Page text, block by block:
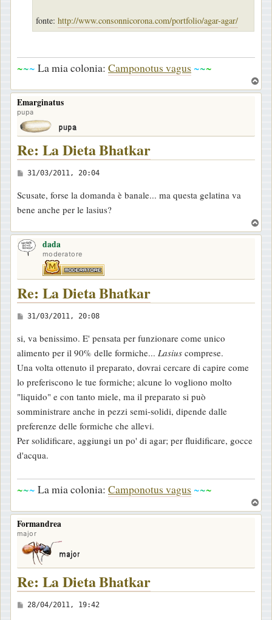
fonte: http://www.consonnicorona.com/portfolio/agar-agar/
~~~ La mia colonia: Camponotus vagus ~~~
o
Emarginatus
pupa
Re: La Dieta Bhatkar
M
s
s
a
g
g
o
31/03/2011, 20:04
Scusate, forse la domanda è banale... ma questa gelatina va
bene anche per le lasius?
o
dada
moderatore
Re: La Dieta Bhatkar
M
s
s
a
g
g
i
o
31/03/2011, 20:08
si, va benissimo. E' pensata per funzionare come unico
alimento per il 90% delle formiche... Lasius comprese.
Una volta ottenuto il preparato, dovrai cercare di capire come
lo preferiscono le tue formiche; alcune lo vogliono molto
"liquido" e con tanto miele, ma il preparato si può
somministrare anche in pezzi semi-solidi, dipende dalle
preferenze delle formiche che allevi.
Per solidificare, aggiungi un po' di agar; per fluidificare, gocce
d'acqua.
~~~ La mia colonia: Camponotus vagus ~~~
o
Formandrea
major
Re: La Dieta Bhatkar
M
28/04/2011, 19:42